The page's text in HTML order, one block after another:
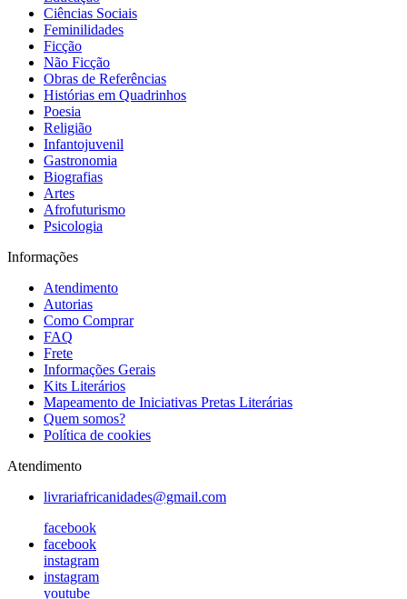
Ciências Sociais
Feminilidades
Ficção
Não Ficção
Obras de Referências
Histórias em Quadrinhos
Poesia
Religião
Infantojuvenil
Gastronomia
Biografias
Artes
Afrofuturismo
Psicologia
Informações
Atendimento
Autorias
Como Comprar
FAQ
Frete
Informações Gerais
Kits Literários
Mapeamento de Iniciativas Pretas Literárias
Quem somos?
Política de cookies
Atendimento
livrariafricanidades@gmail.com
facebook
facebook
instagram
instagram
youtube